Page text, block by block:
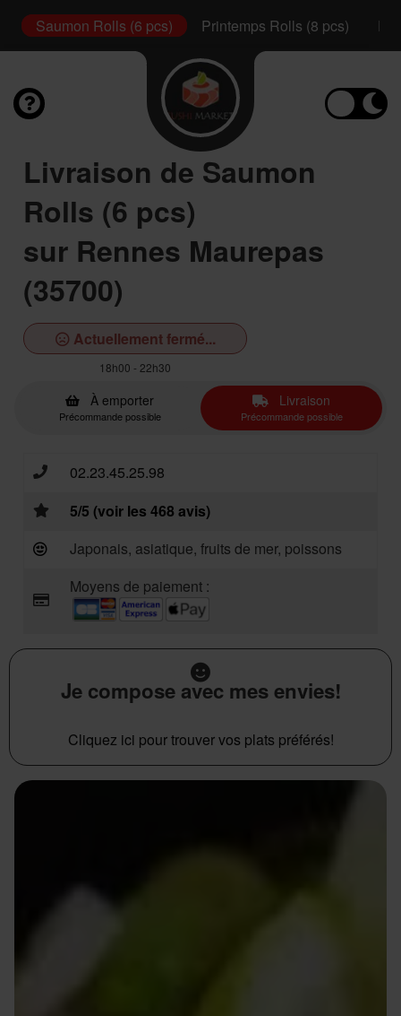
Saumon Rolls (6 pcs) Printemps Rolls (8 pcs)
Livraison de Saumon
Rolls (6 pcs)
sur Rennes Maurepas
(35700)
Actuellement fermé...
18h00 - 22h30
À emporter
Précommande possible
Livraison
Précommande possible
02.23.45.25.98
5/5 (voir les 468 avis)
Japonais, asiatique, fruits de mer, poissons
Moyens de paiement :
Je compose avec mes envies!
Cliquez ici pour trouver vos plats préférés!